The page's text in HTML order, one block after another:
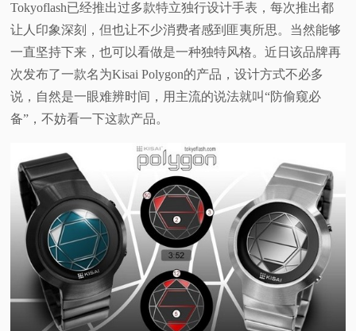
页
快
讯
测
Tokyoflash已经推出过多款特立独行设计手表，每次推出都
让人印象深刻，但也让不少消费者感到匪夷所思。当然能够
一直坚持下来，也可以看做是一种独特风格。近日该品牌再
次发布了一款名为Kisai Polygon的产品，设计方式不必多
说，自然是一眼难辨时间，用主流的说法就叫“防偷窥必
备”，不妨看一下这款产品。